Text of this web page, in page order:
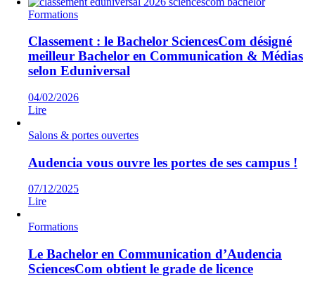
Formations
Classement : le Bachelor SciencesCom désigné
meilleur Bachelor en Communication & Médias
selon Eduniversal
04/02/2026
Lire
Salons & portes ouvertes
Audencia vous ouvre les portes de ses campus !
07/12/2025
Lire
Formations
Le Bachelor en Communication d’Audencia
SciencesCom obtient le grade de licence